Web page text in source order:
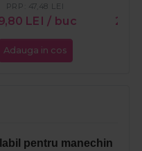
LEI / buc
PRP: 47,48 LEI
Adauga in cos
pentru manechin